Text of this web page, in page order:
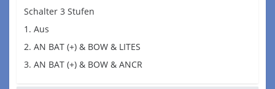
Schalter 3 Stufen
1. Aus
2. AN BAT (+) & BOW & LITES
3. AN BAT (+) & BOW & ANCR